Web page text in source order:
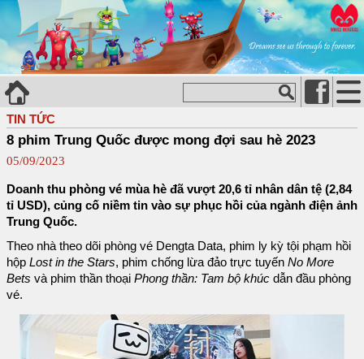
TIN TỨC
8 phim Trung Quốc được mong đợi sau hè 2023
05/09/2023
Doanh thu phòng vé mùa hè đã vượt 20,6 tỉ nhân dân tệ (2,84
tỉ USD), củng cố niềm tin vào sự phục hồi của ngành điện ảnh
Trung Quốc.
Theo nhà theo dõi phòng vé Dengta Data, phim ly kỳ tội phạm hồi
hộp Lost in the Stars, phim chống lừa đảo trực tuyến No More
Bets và phim thần thoại Phong thần: Tam bộ khúc dẫn đầu phòng
vé.